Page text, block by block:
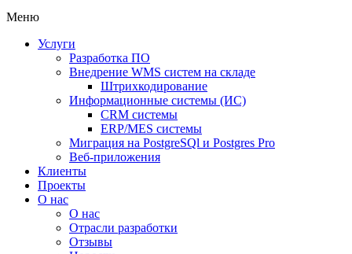
Меню
Услуги
Разработка ПО
Внедрение WMS систем на складе
Штрихкодирование
Информационные системы (ИС)
CRM системы
ERP/MES системы
Миграция на PostgreSQl и Postgres Pro
Веб-приложения
Клиенты
Проекты
О нас
О нас
Отрасли разработки
Отзывы